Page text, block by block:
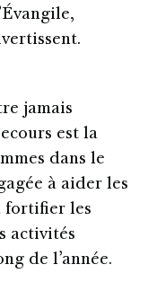
jamais
est la
dans le
à aider les
fortifier les
activités
de l’année.